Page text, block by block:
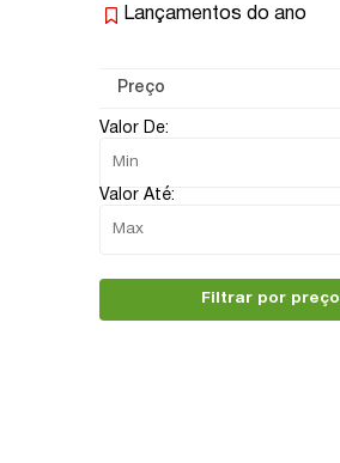
Lançamentos do ano
Preço
Valor De:
Valor Até:
Filtrar por preço